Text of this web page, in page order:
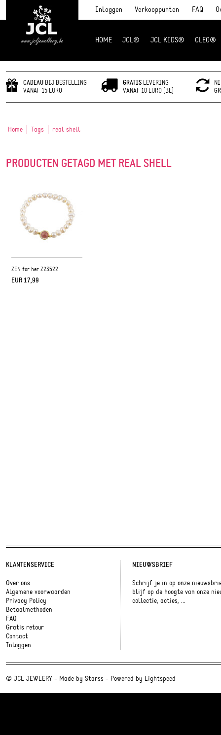
Inloggen Verkooppunten FAQ
HOME JCL® JCL KIDS® CLEO®
CADEAU BIJ BESTELLING
VANAF 15 EURO
GRATISLEVERING
VANAF 10 EURO (BE)
Home Tags real shell
PRODUCTEN GETAGD MET REAL SHELL
ZEN for her Z23522
EUR 17,99
KLANTENSERVICE
Over ons
Algemene voorwaarden
Privacy Policy
Betaalmethoden
FAQ
Gratis retour
Contact
Inloggen
NIEUWSBRIEF
Schrijf je in op onze
blijf op de hoogte van onze
collectie, acties, ...
© JCL JEWLERY - Made by Starss - Powered by Lightspeed